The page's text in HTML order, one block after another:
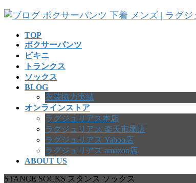
コ
ナ
TOP
ボクサーパンツ
ビキニ
トランクス
ソックス
BLOG
衣装協力実績
オンラインストア
ラグジュリアス本店
ラグジュリアス 楽天市場店
ラグジュリアス Yahoo店
ラグジュリアス amazon店
ABOUT US
STANCE SOCKS スタンス ソックス